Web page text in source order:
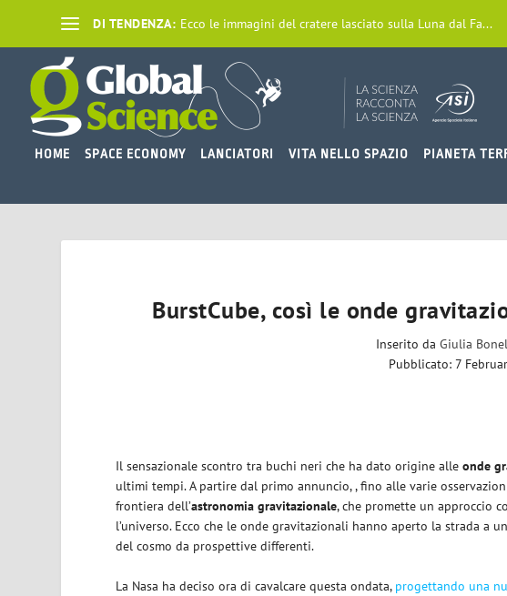
DI TENDENZA: Ecco le immagini del cratere lasciato sulla Luna dal Fa...
HOME SPACE ECONOMY LANCIATORI VITA NELLO SPAZIO PIANETA
BurstCube, così le onde
Inserito daGiulia
Pubblicato: 7
Il sensazionale scontro tra buchi neri che ha dato origine alleonde
ultimi tempi. A partire dal primo annuncio, , fino alle varie
frontiera dell’astronomia gravitazionale, che promette un approccio
l’universo. Ecco che le onde gravitazionali hanno aperto la strada a
del cosmo da prospettive differenti.
La Nasa ha deciso ora di cavalcare questa ondata, progettando una